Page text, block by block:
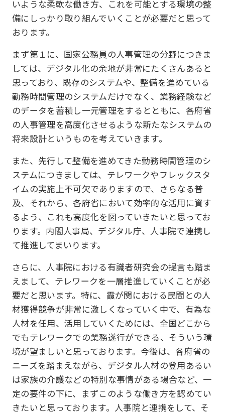
いような柔軟な働き方、これを可能とする環境の整
備にしっかり取り組んでいくことが必要だと思って
おります。
まず第１に、国家公務員の人事管理の分野につきま
しては、デジタル化の余地が非常にたくさんあると
思っており、既存のシステムや、整備を進めている
勤務時間管理のシステムだけでなく、業務経験など
のデータを蓄積し一元管理をするとともに、各府省
の人事管理を高度化させるような新たなシステムの
将来設計というものを考えていきます。
また、先行して整備を進めてきた勤務時間管理のシ
ステムにつきましては、テレワークやフレックスタ
イムの実施上不可欠でありますので、さらなる普
及、それから、各府省において効率的な活用に資す
るよう、これも高度化を図っていきたいと思ってお
ります。内閣人事局、デジタル庁、人事院で連携し
て推進してまいります。
さらに、人事院における有識者研究会の提言も踏ま
えまして、テレワークを一層推進していくことが必
要だと思います。特に、霞が関における民間との人
材獲得競争が非常に激しくなっていく中で、有為な
人材を任用、活用していくためには、全国どこから
でもテレワークでの業務遂行ができる、そういう環
境が望ましいと思っております。今後は、各府省の
ニーズを踏まえながら、デジタル人材の登用あるい
は家族の介護などの特別な事情がある場合など、一
定の要件の下に、まずこのような働き方を認めてい
きたいと思っております。人事院と連携をして、そ